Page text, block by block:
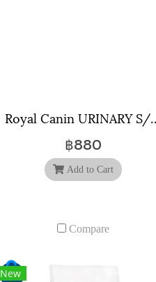
Royal Canin
฿880
Add to Cart
Compare
New